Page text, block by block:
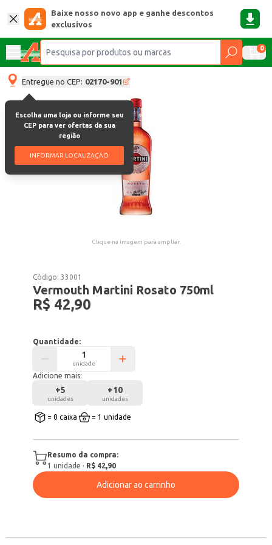
Baixe nosso novo app e ganhe descontos
exclusivos
0
Entregue no CEP: 02170-901
Escolha uma loja ou informe seu
CEP para ver ofertas da sua
região
INFORMAR LOCALIZAÇÃO
Clique na imagem para ampliar.
Código:33001
Vermouth Martini Rosato 750ml
R$ 42,90
Quantidade:
unidade
Adicione mais:
+5
unidades
+10
unidades
= 0 caixa = 1 unidade
Resumo da compra:
1 unidade · R$ 42,90
Adicionar ao carrinho